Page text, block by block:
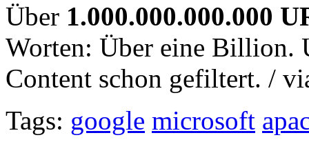
Über 1.000.000.000.000
Worten: Über eine Billion.
Content schon gefiltert. /
Tags: google microsoft